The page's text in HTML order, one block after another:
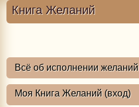
Книга Желаний